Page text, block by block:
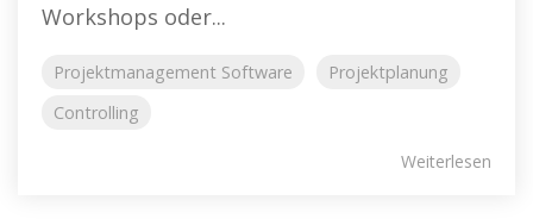
Workshops oder...
Projektmanagement Software
Projektplanung
Controlling
Weiterlesen